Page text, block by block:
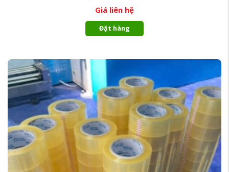
Giá liên hệ
Đặt hàng